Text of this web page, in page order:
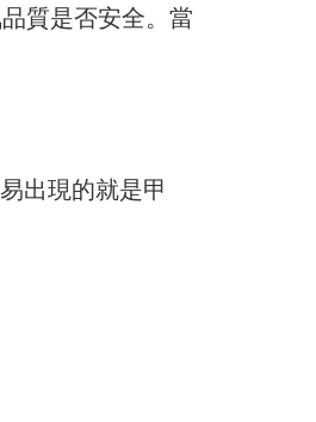
質是否安全。當
出現的就是甲